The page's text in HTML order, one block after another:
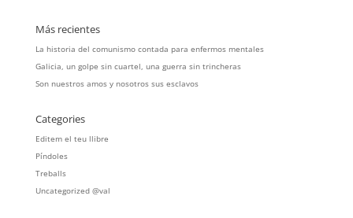
Más recientes
La historia del comunismo contada para enfermos mentales
Galicia, un golpe sin cuartel, una guerra sin trincheras
Son nuestros amos y nosotros sus esclavos
Categories
Editem el teu llibre
Píndoles
Treballs
Uncategorized @val